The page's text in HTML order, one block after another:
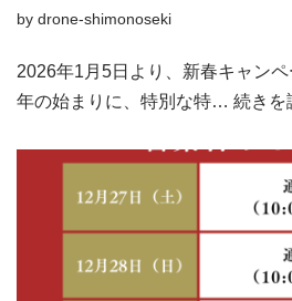
by drone-shimonoseki
2026年1月5日より、新春キャン
年の始まりに、特別な特… 続きを